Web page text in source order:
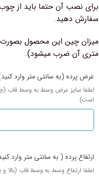
برای نصب آن حتما باید از
سفارش دهید.
متری آن ضرب میشود).
عرض پرده (به سانتی متر وارد
است)
ارتفاع پرده ( به سانتی متر وارد
لطفا ارتفاع وسط به وسط قاب (بالا و